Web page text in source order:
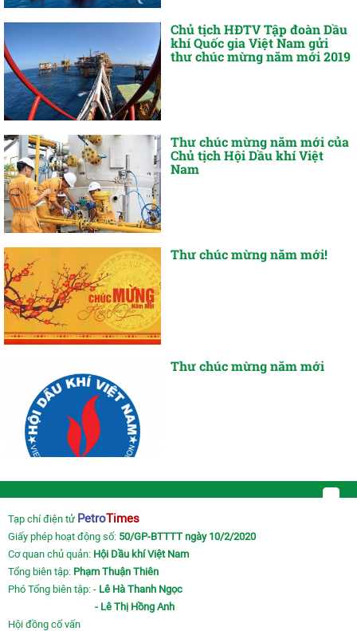
Chủ tịch HĐTV Tập đoàn Dầu
khí Quốc gia Việt Nam gửi
thư chúc mừng năm mới 2019
Thư chúc mừng năm mới của
Chủ tịch Hội Dầu khí Việt
Nam
Thư chúc mừng năm mới!
Thư chúc mừng năm mới
Tạp chí điện tử PetroTimes
Giấy phép hoạt động số: 50/GP-BTTTT ngày 10/2/2020
Cơ quan chủ quản: Hội Dầu khí Việt Nam
Tổng biên tập: Phạm Thuận Thiên
Phó Tổng biên tập: - Lê Hà Thanh Ngọc
- Lê Thị Hồng Anh
Hội đồng cố vấn